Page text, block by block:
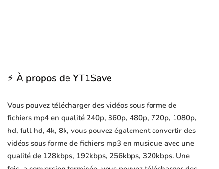
⚡ À propos de YT1Save
Vous pouvez télécharger des vidéos sous forme de
fichiers mp4 en qualité 240p, 360p, 480p, 720p, 1080p,
hd, full hd, 4k, 8k, vous pouvez également convertir des
vidéos sous forme de fichiers mp3 en musique avec une
qualité de 128kbps, 192kbps, 256kbps, 320kbps. Une